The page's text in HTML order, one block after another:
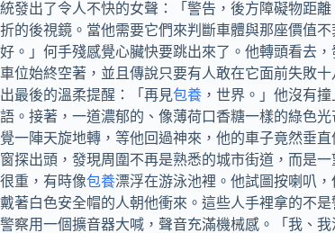
統發出了令人不快的女聲：「警告，後方障礙物距
折的後視鏡。當他需要它們來判斷車體與那座價值
好。」何手殘感覺心臟快要跳出來了。他轉頭看去
車位始終空著，並且傳說只要有人敢在它面前失敗
出最後的溫柔提醒：「再見包養 ，世界。」他沒有
語。接著，一道濃郁的、像薄荷口香糖一樣的綠色
覺一陣天旋地轉，等他回過神來，他的車子竟然垂
窗探出頭，發現周圍不再是熟悉的城市街道，而是
很重，有時像包養漂浮在游泳池裡。他試圖按喇叭
戴著白色安全帽的人朝他衝來。這些人手裡拿的不
警察用一個擴音器大喊，聲音充滿機械感。「我、